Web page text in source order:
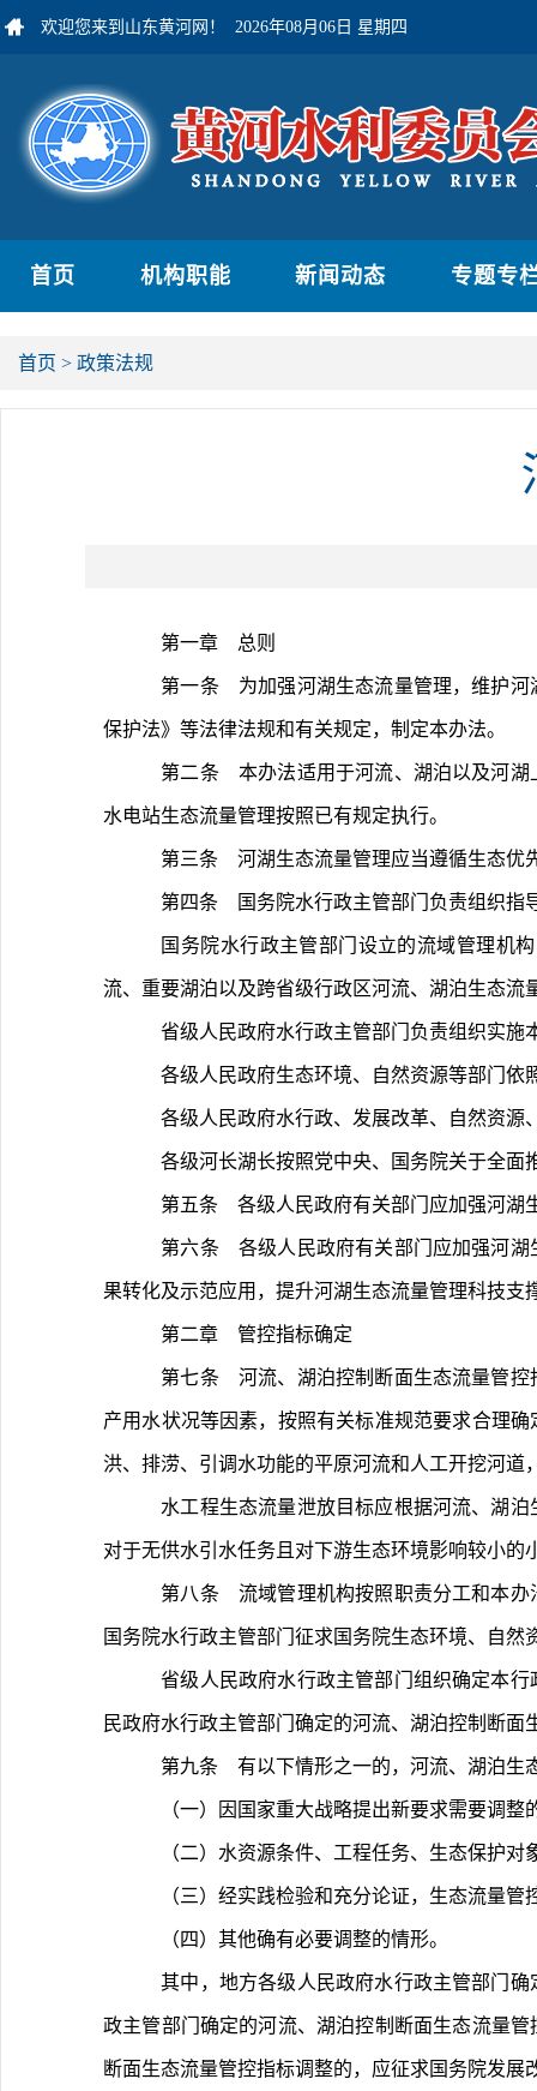
欢迎您来到山东黄河网！ 2026年08月06日 星期四
首页 机构职能 新闻动态 专题专
首页 > 政策法规
	第一章　总则
保护法》等法律法规和有关规定，制定本办法。
水电站生态流量管理按照已有规定执行。
第三条　河湖生态流量管理应当遵循生态
第四条　国务院水行政主管部门负责组织
流、重要湖泊以及跨省级行政区河流、湖泊生态
省级人民政府水行政主管部门负责组织实
各级人民政府生态环境、自然资源等部门
各级人民政府水行政、发展改革、自然资
各级河长湖长按照党中央、国务院关于全
第五条　各级人民政府有关部门应加强河
果转化及示范应用，提升河湖生态流量管理科技支
	第二章　管控指标确定
产用水状况等因素，按照有关标准规范要求合理
洪、排涝、引调水功能的平原河流和人工开挖河道
对于无供水引水任务且对下游生态环境影响较小
国务院水行政主管部门征求国务院生态环境、自
	省级人民政府水行政主管部门组织确定本行政区内河流、湖泊控制断面生态流量管控指标，征求同级人民政府生态环境、自然资源等主管部门意见后印发实施。省级人
民政府水行政主管部门确定的河流、湖泊控制断
第九条　有以下情形之一的，河流、湖泊
（一）因国家重大战略提出新要求需要调整
（二）水资源条件、工程任务、生态保护
（三）经实践检验和充分论证，生态流量管
	（四）其他确有必要调整的情形。
	其中，地方各级人民政府水行政主管部门确定的河流、湖泊控制断面生态流量管控指标调整的，应征求同级相关部门和上一级水行政主管部门意见；省级人民政府水行
政主管部门确定的河流、湖泊控制断面生态流量
断面生态流量管控指标调整的，应征求国务院发